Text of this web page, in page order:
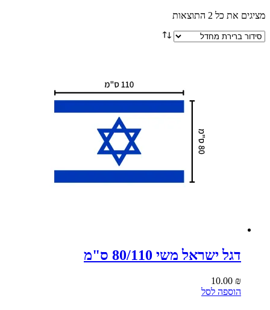
מציגים את כל ⁦2⁩ התוצאות
דגל ישראל משי 80/110 ס"מ
10.00 ₪
הוספה לסל